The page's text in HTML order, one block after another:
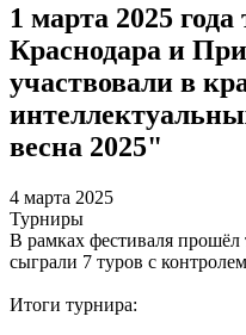
1 марта 2025
Краснодара и
участвовали в
весна 2025"
4 марта 2025
Турниры
В рамках фестиваля прошёл
сыграли 7 туров с
Итоги турнира: